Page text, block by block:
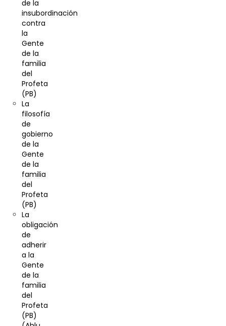
de la
insubordinación
contra
la
Gente
de la
familia
del
Profeta
(PB)
La
filosofía
de
gobierno
de la
Gente
de la
familia
del
Profeta
(PB)
La
obligación
de
adherir
a la
Gente
de la
familia
del
Profeta
(PB)